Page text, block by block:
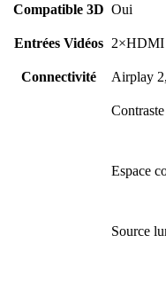
Compatible 3D Oui
Entrées Vidéos 2×HDMI
Connectivité Airplay
Espace
Source